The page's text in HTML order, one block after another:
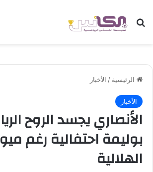
بحث عن
الرئيسية / الأخبار
الأخبار
الأنصاري يجسد الروح
بوليمة احتفالية رغم
الهلالية